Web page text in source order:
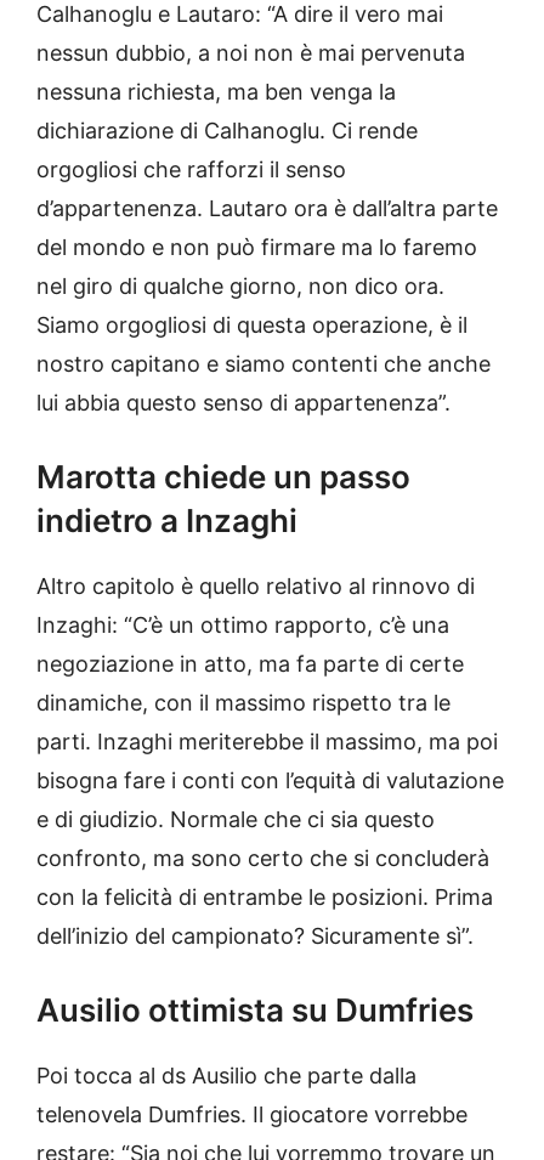
Calhanoglu e Lautaro: “A dire il vero mai
nessun dubbio, a noi non è mai pervenuta
nessuna richiesta, ma ben venga la
dichiarazione di Calhanoglu. Ci rende
orgogliosi che rafforzi il senso
d’appartenenza. Lautaro ora è dall’altra parte
del mondo e non può firmare ma lo faremo
nel giro di qualche giorno, non dico ora.
Siamo orgogliosi di questa operazione, è il
nostro capitano e siamo contenti che anche
lui abbia questo senso di appartenenza”.
Marotta chiede un passo
indietro a Inzaghi
Altro capitolo è quello relativo al rinnovo di
Inzaghi: “C’è un ottimo rapporto, c’è una
negoziazione in atto, ma fa parte di certe
dinamiche, con il massimo rispetto tra le
parti. Inzaghi meriterebbe il massimo, ma poi
bisogna fare i conti con l’equità di valutazione
e di giudizio. Normale che ci sia questo
confronto, ma sono certo che si concluderà
con la felicità di entrambe le posizioni. Prima
dell’inizio del campionato? Sicuramente sì”.
Ausilio ottimista su Dumfries
Poi tocca al ds Ausilio che parte dalla
telenovela Dumfries. Il giocatore vorrebbe
restare: “Sia noi che lui vorremmo trovare un